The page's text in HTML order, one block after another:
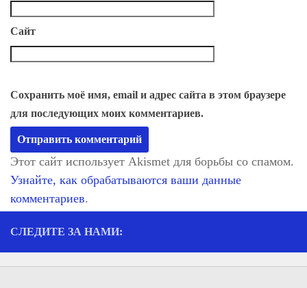
Сайт
Сохранить моё имя, email и адрес сайта в этом браузере
для последующих моих комментариев.
Этот сайт использует Akismet для борьбы со спамом.
Узнайте, как обрабатываются ваши данные
комментариев.
СЛЕДИТЕ ЗА НАМИ: